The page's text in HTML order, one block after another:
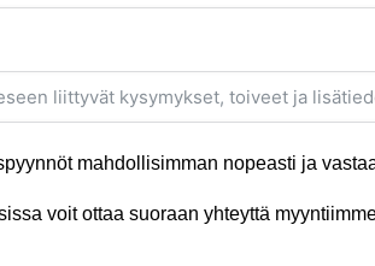
mahdollisimman nopeasti ja
voit ottaa suoraan yhteyttä